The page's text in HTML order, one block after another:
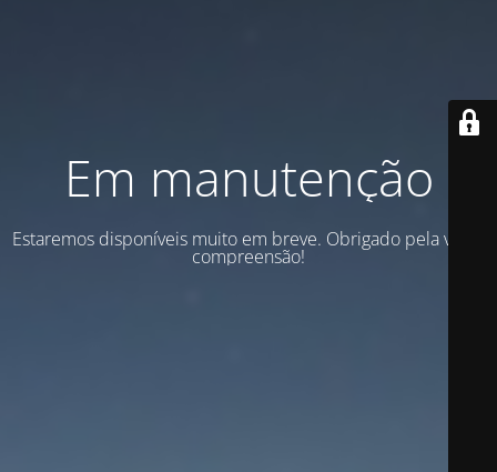
Em manutenção
Estaremos disponíveis muito em breve. Obrigado pela vossa
compreensão!